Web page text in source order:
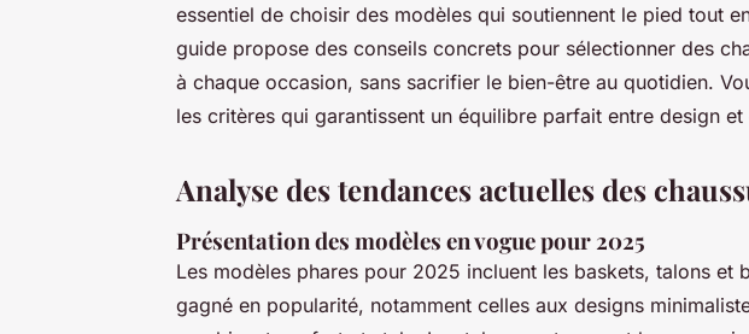
essentiel de choisir des modèles qui soutiennent le pied tout
guide propose des conseils concrets pour sélectionner des
à chaque occasion, sans sacrifier le bien-être au quotidien.
les critères qui garantissent un équilibre parfait entre design
Analyse des tendances actuelles des
Présentation des modèles en vogue pour 2025
Les modèles phares pour 2025 incluent les baskets, talons et
gagné en popularité, notamment celles aux designs